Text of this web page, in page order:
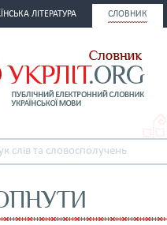
ЛІТЕРАТУРА СЛОВНИК